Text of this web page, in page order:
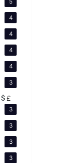
5
4
4
4
4
3
£
3
3
3
3